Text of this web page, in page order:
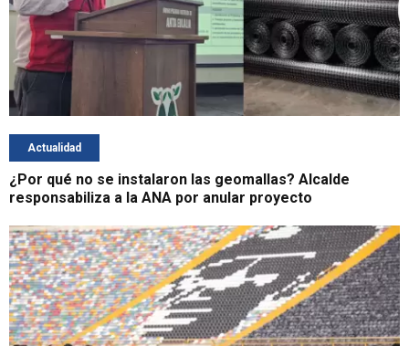
Actualidad
¿Por qué no se instalaron las geomallas? Alcalde
responsabiliza a la ANA por anular proyecto